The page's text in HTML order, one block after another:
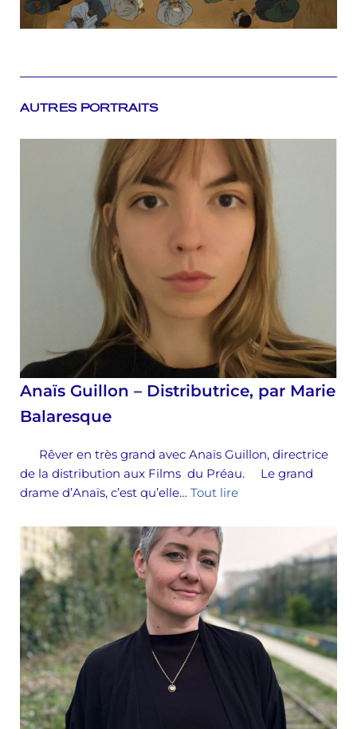
AUTRES PORTRAITS
Anaïs Guillon – Distributrice, par Marie
Balaresque
Rêver en très grand avec Anaïs Guillon, directrice
de la distribution aux Films du Préau. Le grand
drame d’Anaïs, c’est qu’elle… Tout lire